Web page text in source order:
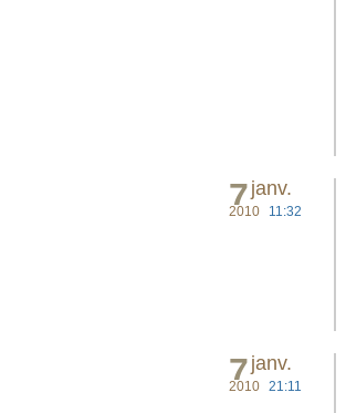
7janv.
2010 11:32
7janv.
2010 21:11